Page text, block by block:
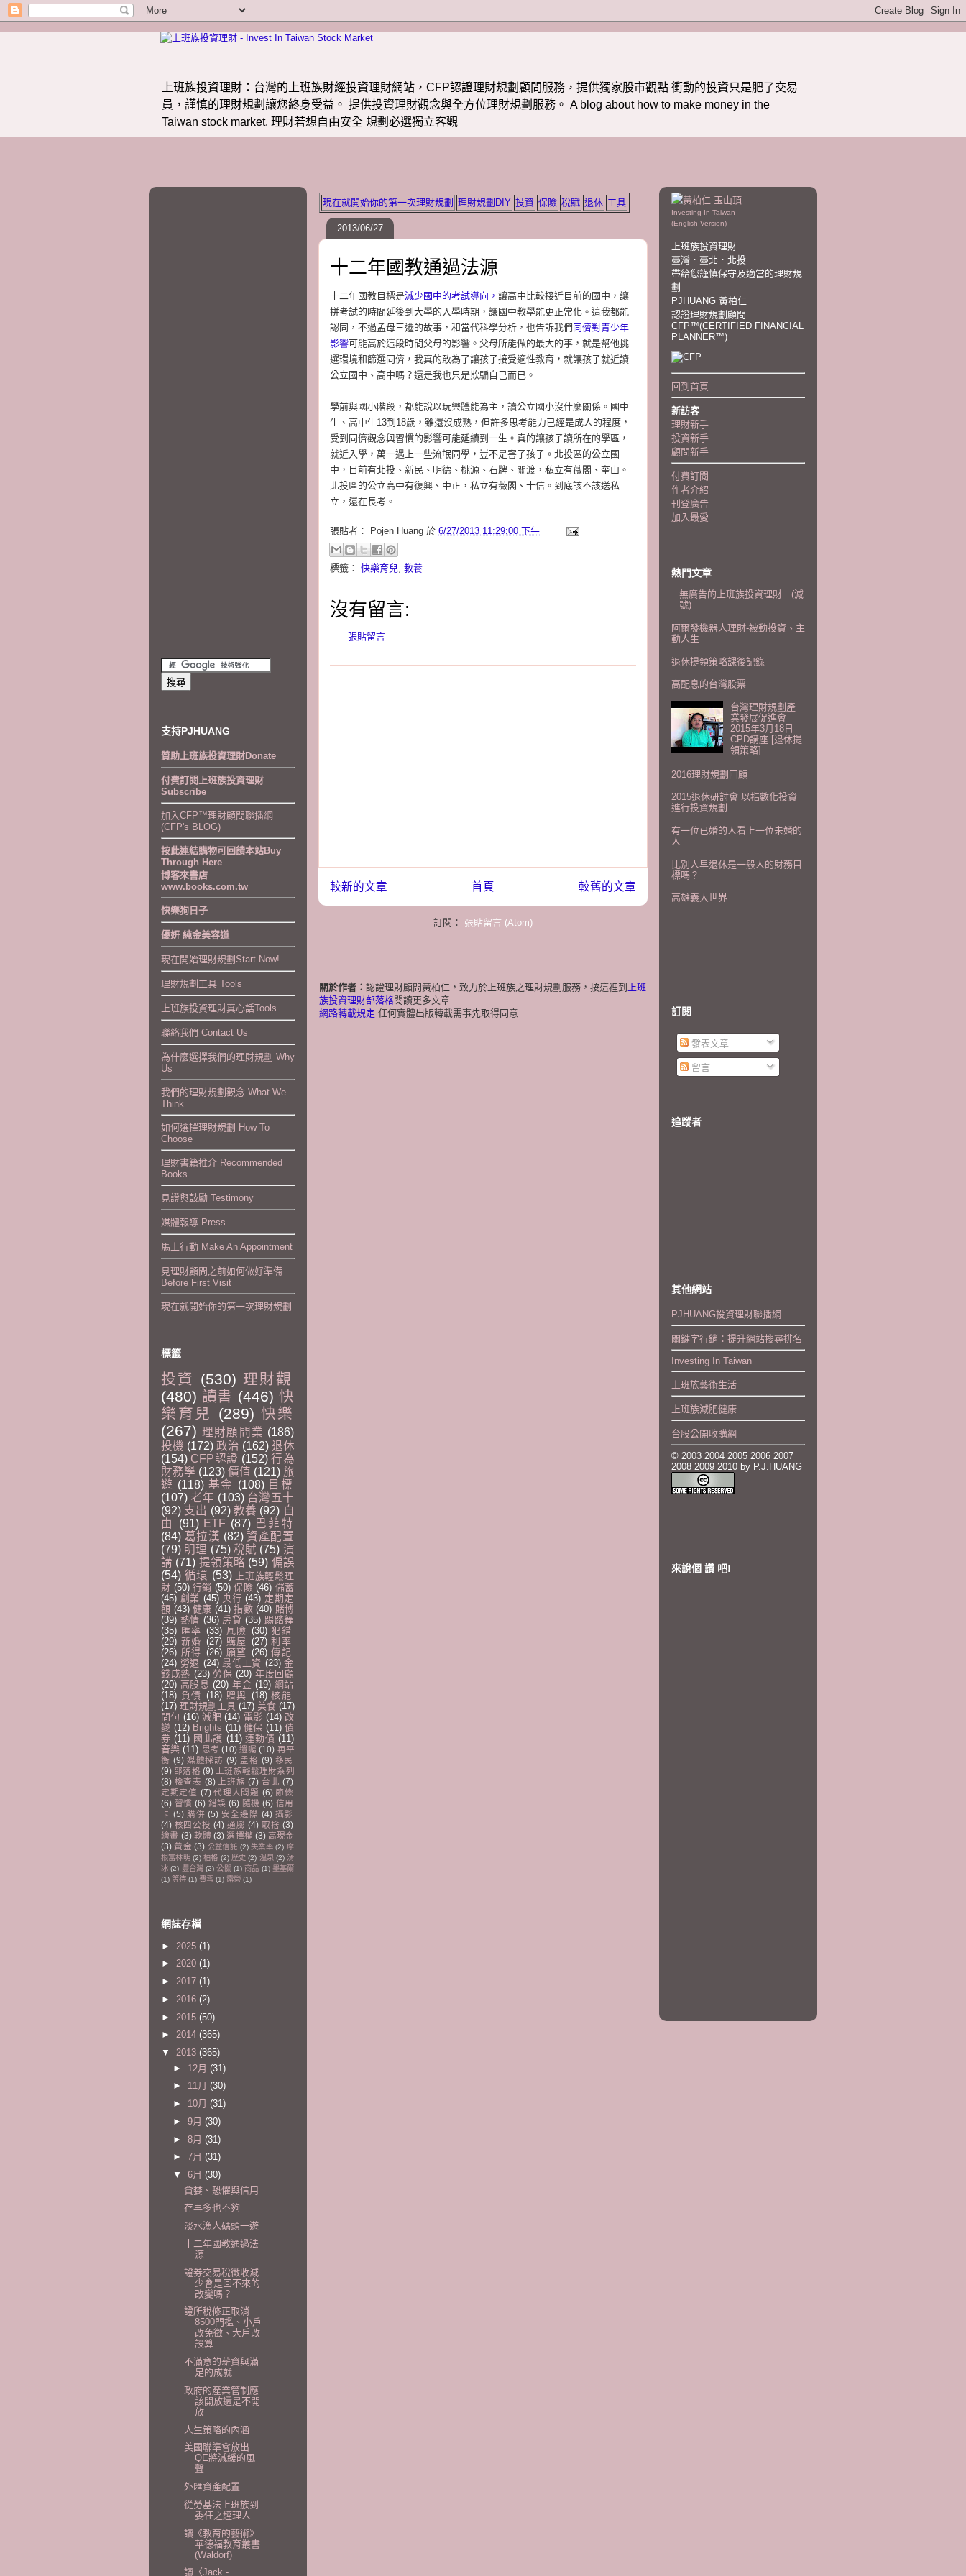
上班族投資理財：台灣的上班族財經投資理財網站，CFP認證理財規劃顧問服務，提供獨家股市觀點 衝動的投資只是肥了交易
員，謹慎的理財規劃讓您終身受益。 提供投資理財觀念與全方位理財規劃服務。 A blog about how to make money in the
Taiwan stock market. 理財若想自由安全 規劃必選獨立客觀
現在就開始你的第一次理財規劃 理財規劃DIY 投資 保險 稅賦 退休 工具
2013/06/27
十二年國教通過法源
十二年國教目標是減少國中的考試導向， 讓高中比較接近目前的國中，讓
拼考試的時間延後到大學的入學時期，讓國中教學能更正常化。這我都能
認同，不過孟母三遷的故事，和當代科學分析，也告訴我們 同儕對青少年
影響可能高於這段時間父母的影響。父母所能做的最大的事，就是幫他挑
選環境和篩選同儕，我真的敢為了讓孩子接受適性教育，就讓孩子就近讀
公立國中、高中嗎？還是我也只是欺騙自己而已。
學前與國小階段，都能說以玩樂體能為主，讀公立國小沒什麼關係。國中
生、高中生13到18歲，雖還沒成熟，但許多思考能力已經是成人的程度，
受到同儕觀念與習慣的影響可能延續到一生。真的讓孩子讀所在的學區，
就近入學，萬一遇上一些流氓同學，豈不是害了孩子。北投區的公立國
中，目前有北投、新民、明德、桃源、石牌、關渡，私立有薇閣、奎山。
北投區的公立高中有復興、中正，私立有薇閣、十信。到底該不該送私
立，還在長考。
張貼者： Pojen Huang 於 6/27/2013 11:29:00 下午
標籤： 快樂育兒, 教養
沒有留言:
張貼留言
較新的文章 較舊的文章
首頁
訂閱： 張貼留言 (Atom)
關於作者： 認證理財顧問黃柏仁，致力於上班族之理財規劃服務，按這裡到 上班
族投資理財部落格閱讀更多文章
網路轉載規定 任何實體出版轉載需事先取得同意
支持PJHUANG
贊助上班族投資理財Donate
付費訂閱上班族投資理財
Subscribe
加入CFP™理財顧問聯播網
(CFP's BLOG)
按此連結購物可回饋本站Buy
Through Here
博客來書店
www.books.com.tw
快樂狗日子
優妍 純金美容道
現在開始理財規劃Start Now!
理財規劃工具 Tools
上班族投資理財真心話Tools
聯絡我們 Contact Us
為什麼選擇我們的理財規劃 Why
Us
我們的理財規劃觀念 What We
Think
如何選擇理財規劃 How To
Choose
理財書籍推介 Recommended
Books
見證與鼓勵 Testimony
媒體報導 Press
馬上行動 Make An Appointment
見理財顧問之前如何做好準備
Before First Visit
現在就開始你的第一次理財規劃
標籤
投資 (530) 理財觀
(480) 讀書 (446) 快
樂育兒
(289) 快樂
(267) 理財顧問業 (186)
投機 (172) 政治 (162) 退休
(154) CFP認證 (152) 行為
財務學 (123) 價值 (121) 旅
遊 (118) 基金 (108) 目標
(107) 老年 (103) 台灣五十
(92) 支出 (92) 教養 (92) 自
由
(91) ETF (87) 巴菲特
(84) 葛拉漢 (82) 資產配置
(79) 明理 (75) 稅賦 (75) 演
講 (71) 提領策略 (59) 偏誤
(54) 循環 (53)
上班族輕鬆理
財 (50) 行銷 (50) 保險 (46) 儲蓄
(45) 創業 (45) 央行 (43) 定期定
額 (43) 健康 (41) 指數 (40) 賭博
(39) 熱情 (36) 房貸 (35) 踢踏舞
(35) 匯率 (33) 風險 (30) 犯錯
(29) 新婚 (27) 購屋 (27) 利率
(26) 所得 (26) 願望 (26) 傳記
(24) 勞退 (24) 最低工資 (23) 金
錢成熟 (23) 勞保 (20) 年度回顧
(20) 高股息 (20) 年金 (19) 網站
(18) 負債 (18) 贈與 (18) 核能
(17) 理財規劃工具 (17) 美食 (17)
問句 (16) 減肥 (14) 電影 (14) 改
變 (12) Brights (11) 健保 (11) 債
券 (11) 國北護 (11) 連動債 (11)
音樂 (11) 思考 (10) 遺囑 (10) 再平
衡 (9) 媒體採訪 (9) 孟格 (9) 移民
(9) 部落格 (9)
上班族輕鬆理財系列
(8) 檢查表 (8) 上班族 (7) 台北 (7)
定期定值 (7) 代理人問題 (6) 節儉
(6) 習慣 (6) 錯誤 (6) 隨機 (6) 信用
卡 (5) 購併 (5) 安全邊際 (4) 攝影
(4) 核四公投 (4) 通膨 (4) 取捨 (3)
繪畫 (3) 軟體 (3) 選擇權 (3) 高現金
(3) 黃金 (3) 公益信託 (2) 失業率 (2) 摩
根富林明 (2) 柏格 (2) 歷史 (2) 溫泉 (2) 滑
冰 (2) 豐台灣 (2) 公關 (1) 商品 (1) 墨基爾
(1) 等待 (1) 費雪 (1) 露營 (1)
網誌存檔
► 2025 (1)
► 2020 (1)
► 2017 (1)
► 2016 (2)
► 2015 (50)
► 2014 (365)
▼ 2013 (365)
► 12月 (31)
► 11月 (30)
► 10月 (31)
► 9月 (30)
► 8月 (31)
► 7月 (31)
▼ 6月 (30)
貪婪、恐懼與信用
存再多也不夠
淡水漁人碼頭一遊
十二年國教通過法
源
證券交易稅徵收減
少會是回不來的
改變嗎？
證所稅修正取消
8500門檻、小戶
改免徵、大戶改
設算
不滿意的薪資與滿
足的成就
政府的產業管制應
該開放還是不開
放
人生策略的內涵
美國聯準會放出
QE將減緩的風
聲
外匯資產配置
從勞基法上班族到
委任之經理人
讀《教育的藝術》
華德福教育叢書
(Waldorf)
讀〈Jack -
Investing In Taiwan
(English Version)
上班族投資理財
臺灣．臺北．北投
帶給您謹慎保守及適當的理財規
劃
PJHUANG 黃柏仁
認證理財規劃顧問
CFP™(CERTIFIED FINANCIAL
PLANNER™)
回到首頁
新訪客
理財新手
投資新手
顧問新手
付費訂閱
作者介紹
刊登廣告
加入最愛
熱門文章
無廣告的上班族投資理財－(減
號)
阿爾發機器人理財-被動投資、主
動人生
退休提領策略課後記錄
高配息的台灣股票
台灣理財規劃產
業發展促進會
2015年3月18日
CPD講座 [退休提
領策略]
2016理財規劃回顧
2015退休研討會 以指數化投資
進行投資規劃
有一位已婚的人看上一位未婚的
人
比別人早退休是一般人的財務目
標嗎？
高雄義大世界
訂閱
發表文章
留言
追蹤者
其他網站
PJHUANG投資理財聯播網
關鍵字行銷：提升網站搜尋排名
Investing In Taiwan
上班族藝術生活
上班族減肥健康
台股公開收購網
© 2003 2004 2005 2006 2007
2008 2009 2010 by P.J.HUANG
來說個 讚 吧!